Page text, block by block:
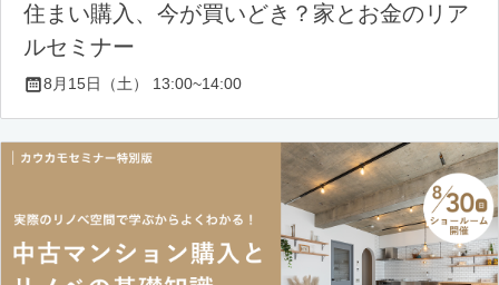
住まい購入、今が買いどき？家とお金のリア
ルセミナー
8月15日（土） 13:00~14:00